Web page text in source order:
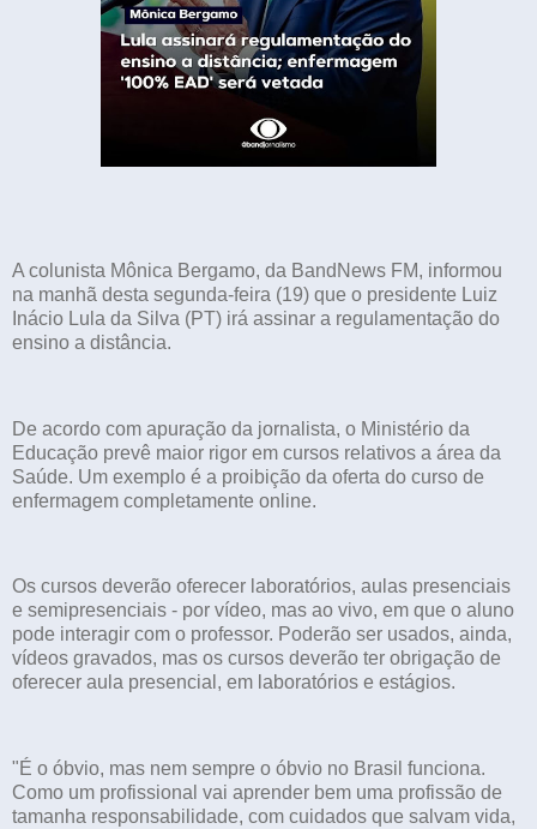
A colunista Mônica Bergamo, da BandNews FM, informou
na manhã desta segunda-feira (19) que o presidente Luiz
Inácio Lula da Silva (PT) irá assinar a regulamentação do
ensino a distância.
De acordo com apuração da jornalista, o Ministério da
Educação prevê maior rigor em cursos relativos a área da
Saúde. Um exemplo é a proibição da oferta do curso de
enfermagem completamente online.
Os cursos deverão oferecer laboratórios, aulas presenciais
e semipresenciais - por vídeo, mas ao vivo, em que o aluno
pode interagir com o professor. Poderão ser usados, ainda,
vídeos gravados, mas os cursos deverão ter obrigação de
oferecer aula presencial, em laboratórios e estágios.
"É o óbvio, mas nem sempre o óbvio no Brasil funciona.
Como um profissional vai aprender bem uma profissão de
tamanha responsabilidade, com cuidados que salvam vida,